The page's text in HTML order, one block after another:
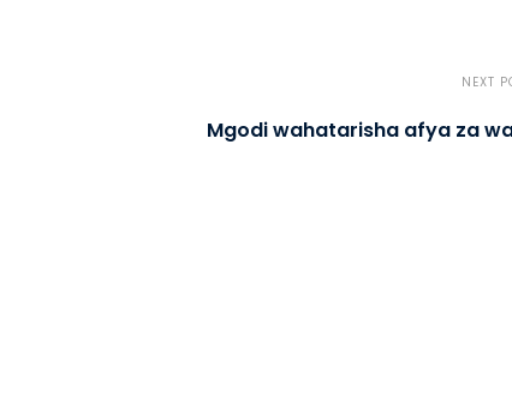
NEXT
Mgodi wahatarisha afya za